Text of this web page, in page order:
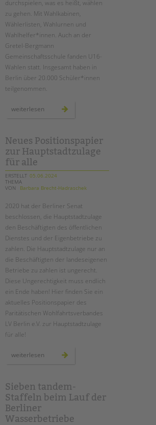
durchspielen, was es heißt, wählen
zu gehen. Mit Wahlkabinen,
Wählerlisten, Wahlurnen und
Wahlhelfer*innen. Auch an der
Gretel-Bergmann
Gemeinschaftsschule fanden U16-
Wahlen statt. Insgesamt haben in
Berlin über 20.000 Schüler*innen
teilgenommen.
weiterlesen
europawahl
am
schloss
Neues Positionspapier
zur Hauptstadtzulage
für alle
ERSTELLT 05.06.2024
THEMA
VON
Barbara Brecht-Hadraschek
2020 hat der Berliner Senat
beschlossen, die Hauptstadtzulage
den Beschäftigten des öffentlichen
Dienstes und der Eigenbetriebe zu
zahlen. Die Hauptstadtzulage nur an
die Beschäftigten der landeseigenen
Betriebe zu zahlen ist ungerecht.
Diese Ungerechtigkeit muss endlich
ein Ende haben! Hier finden Sie ein
aktuelles Positionspapier des
Paritätischen Wohlfahrtsverbandes
LV Berlin e.V. zur Hauptstadtzulage
für alle!
weiterlesen
positionspapier
alle
Sieben tandem-
Staffeln beim Lauf der
Berliner
Wasserbetriebe